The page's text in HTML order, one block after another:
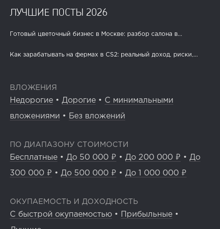
ЛУЧШИЕ ПОСТЫ 2026
Готовый цветочный бизнес в Москве: разбор салона в...
Как зарабатывать на фермах в CS2: реальный доход, риски,...
ВЛОЖЕНИЯ
Недорогие • Дорогие • С минимальными
вложениями • Без вложений
ПО ДИАПАЗОНУ СТОИМОСТИ
Бесплатные • До 50 000 ₽ • До 200 000 ₽ • До
300 000 ₽ • До 500 000 ₽ • До 1 000 000 ₽
ОКУПАЕМОСТЬ И ДОХОДНОСТЬ
С быстрой окупаемостью • Прибыльные •